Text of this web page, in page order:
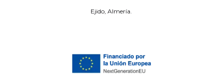
Ejido, Almería.